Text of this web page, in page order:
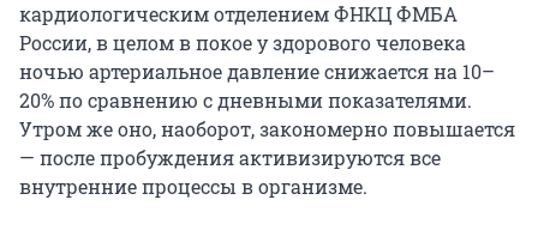
кардиологическим отделением ФНКЦ ФМБА
России, в целом в покое у здорового человека
ночью артериальное давление снижается на 10–
20% по сравнению с дневными показателями.
Утром же оно, наоборот, закономерно повышается
— после пробуждения активизируются все
внутренние процессы в организме.